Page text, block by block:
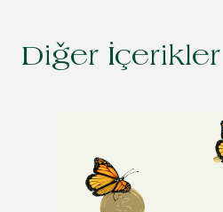
Diğer İçerikler